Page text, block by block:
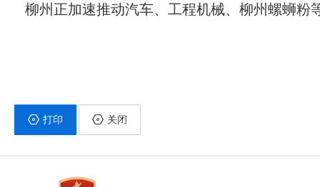
柳州正加速推动汽车、工程机械、柳州螺蛳粉
打印 关闭